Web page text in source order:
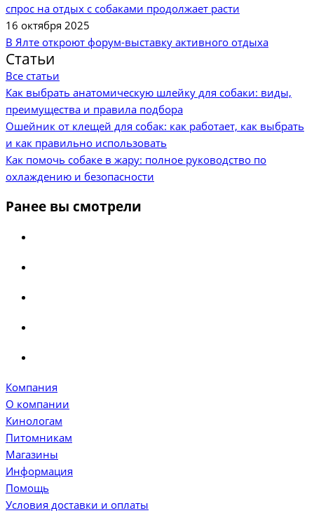
спрос на отдых с собаками продолжает расти
16 октября 2025
В Ялте откроют форум-выставку активного отдыха
Статьи
Все статьи
Как выбрать анатомическую шлейку для собаки: виды,
преимущества и правила подбора
Ошейник от клещей для собак: как работает, как выбрать
и как правильно использовать
Как помочь собаке в жару: полное руководство по
охлаждению и безопасности
Ранее вы смотрели
Компания
О компании
Кинологам
Питомникам
Магазины
Информация
Помощь
Условия доставки и оплаты